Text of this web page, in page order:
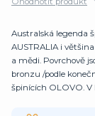
Australská legenda
AUSTRALIA i
a mědi. Povrchově
bronzu /podle
špinících OLOVO. V